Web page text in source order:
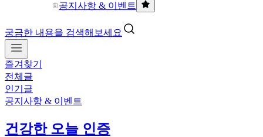
공지사항 & 이벤트
궁금한 내용을 검색해보세요
즐겨찾기
전체글
인기글
공지사항 & 이벤트
건강한 오늘 인증